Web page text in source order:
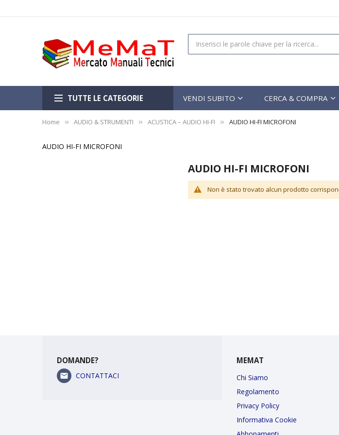
TUTTE LE CATEGORIE VENDI SUBITO CERCA & COMPRA
Home AUDIO & STRUMENTI ACUSTICA – AUDIO HI-FI AUDIO HI-FI MICROFONI
AUDIO HI-FI MICROFONI
AUDIO HI-FI MICROFONI
Non è stato trovato alcun prodotto
DOMANDE?
CONTATTACI
MEMAT
Chi Siamo
Regolamento
Privacy Policy
Informativa Cookie